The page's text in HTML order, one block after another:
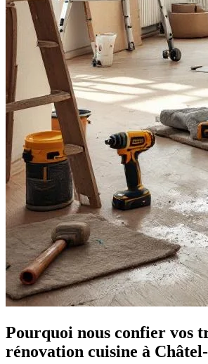
Pourquoi nous confier vos
rénovation cuisine à